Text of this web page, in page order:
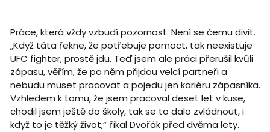
Práce, která vždy vzbudí pozornost. Není se čemu divit.
„Když táta řekne, že potřebuje pomoct, tak neexistuje
UFC fighter, prostě jdu. Teď jsem ale práci přerušil kvůli
zápasu, věřím, že po něm přijdou velcí partneři a
nebudu muset pracovat a pojedu jen kariéru zápasníka.
Vzhledem k tomu, že jsem pracoval deset let v kuse,
chodil jsem ještě do školy, tak se to dalo zvládnout, i
když to je těžký život,“ říkal Dvořák před dvěma lety.